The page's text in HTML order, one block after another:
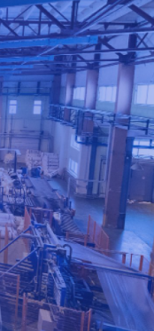
Sistemi
Kalite
alın.